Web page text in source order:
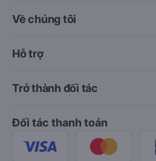
Về chúng tôi
Hỗ trợ
Trở thành đối tác
Đối tác thanh toán